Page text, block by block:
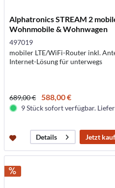
Alphatronics STREAM 2
Wohnmobile & Wohnwagen
497019
mobiler LTE/WiFi-Router inkl.
Internet-Lösung für unterwegs
689,00 € 588,00 €
9 Stück sofort verfügbar.
Details Jetzt